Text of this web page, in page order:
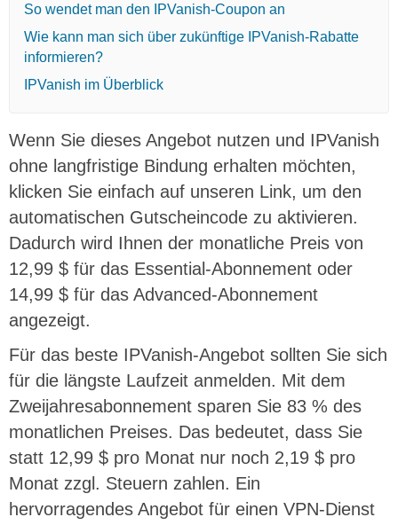
So wendet man den IPVanish-Coupon an
Wie kann man sich über zukünftige IPVanish-Rabatte
informieren?
IPVanish im Überblick
Wenn Sie dieses Angebot nutzen und IPVanish
ohne langfristige Bindung erhalten möchten,
klicken Sie einfach auf unseren Link, um den
automatischen Gutscheincode zu aktivieren.
Dadurch wird Ihnen der monatliche Preis von
12,99 $ für das Essential-Abonnement oder
14,99 $ für das Advanced-Abonnement
angezeigt.
Für das beste IPVanish-Angebot sollten Sie sich
für die längste Laufzeit anmelden. Mit dem
Zweijahresabonnement sparen Sie 83 % des
monatlichen Preises. Das bedeutet, dass Sie
statt 12,99 $ pro Monat nur noch 2,19 $ pro
Monat zzgl. Steuern zahlen. Ein
hervorragendes Angebot für einen VPN-Dienst